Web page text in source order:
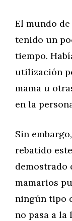
El mundo
tenido un
tiempo.
utilización
mama u
en la
Sin
rebatido
demostrado
mamarios
ningún tipo
no pasa a la